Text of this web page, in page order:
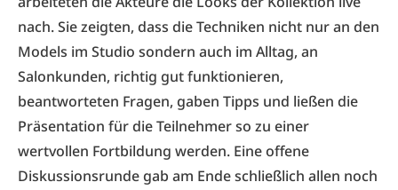
nach. Sie zeigten, dass die Techniken nicht nur an den
Models im Studio sondern auch im Alltag, an
Salonkunden, richtig gut funktionieren,
beantworteten Fragen, gaben Tipps und ließen die
Präsentation für die Teilnehmer so zu einer
wertvollen Fortbildung werden. Eine offene
Diskussionsrunde gab am Ende schließlich allen noch